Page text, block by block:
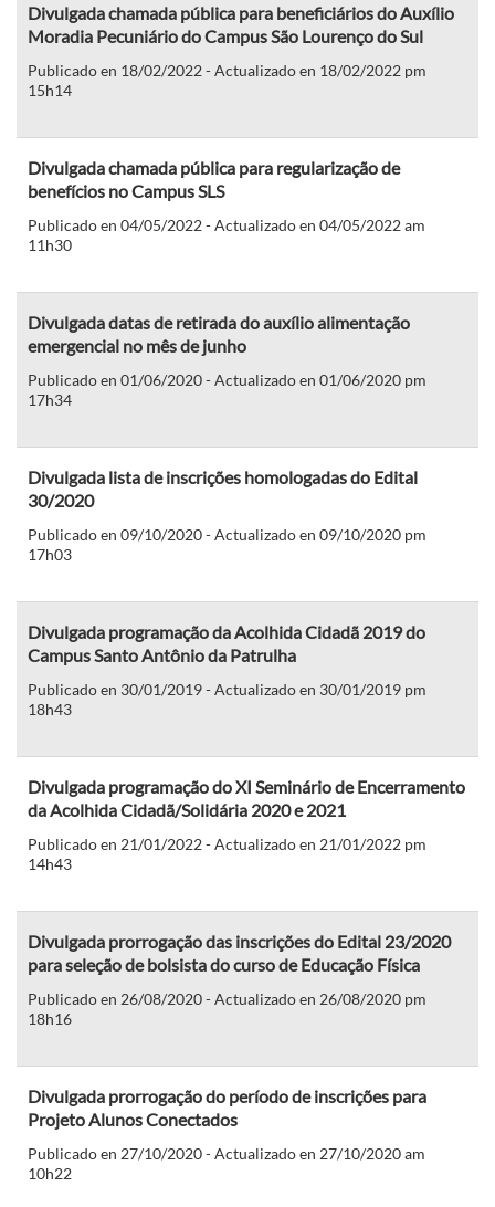
Divulgada chamada pública para beneficiários do Auxílio
Moradia Pecuniário do Campus São Lourenço do Sul
Publicado en 18/02/2022 - Actualizado en 18/02/2022 pm
15h14
Divulgada chamada pública para regularização de
benefícios no Campus SLS
Publicado en 04/05/2022 - Actualizado en 04/05/2022 am
11h30
Divulgada datas de retirada do auxílio alimentação
emergencial no mês de junho
Publicado en 01/06/2020 - Actualizado en 01/06/2020 pm
17h34
Divulgada lista de inscrições homologadas do Edital
30/2020
Publicado en 09/10/2020 - Actualizado en 09/10/2020 pm
17h03
Divulgada programação da Acolhida Cidadã 2019 do
Campus Santo Antônio da Patrulha
Publicado en 30/01/2019 - Actualizado en 30/01/2019 pm
18h43
Divulgada programação do XI Seminário de Encerramento
da Acolhida Cidadã/Solidária 2020 e 2021
Publicado en 21/01/2022 - Actualizado en 21/01/2022 pm
14h43
Divulgada prorrogação das inscrições do Edital 23/2020
para seleção de bolsista do curso de Educação Física
Publicado en 26/08/2020 - Actualizado en 26/08/2020 pm
18h16
Divulgada prorrogação do período de inscrições para
Projeto Alunos Conectados
Publicado en 27/10/2020 - Actualizado en 27/10/2020 am
10h22